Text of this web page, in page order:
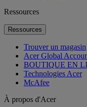
Ressources
Ressources
Trouver un magasin
Acer Global
BOUTIQUE EN
Technologies Acer
McAfee
À propos d'Acer